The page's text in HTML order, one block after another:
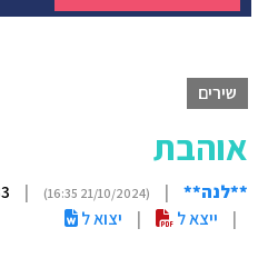
שירים
אוהבת
**לנה** |
(21/10/2024 16:35)
|
|
ייצא ל | יצוא ל